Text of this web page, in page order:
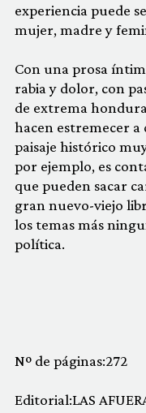
experiencia puede
mujer, madre y
Con una prosa
rabia y dolor, con
de extrema
hacen estremecer
paisaje histórico
por ejemplo, es
que pueden sacar
gran nuevo-viejo
los temas más
política.
Nº de páginas:272
Editorial:LAS